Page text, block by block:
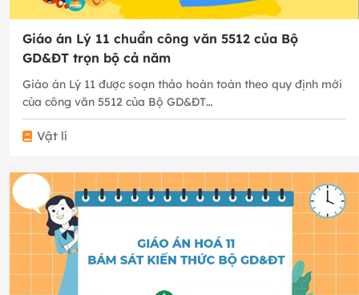
Giáo án Lý 11 chuẩn công văn 5512 của Bộ
GD&ĐT trọn bộ cả năm
Giáo án Lý 11 được soạn thảo hoàn toàn theo quy định mới
của công văn 5512 của Bộ GD&ĐT…
Vật lí